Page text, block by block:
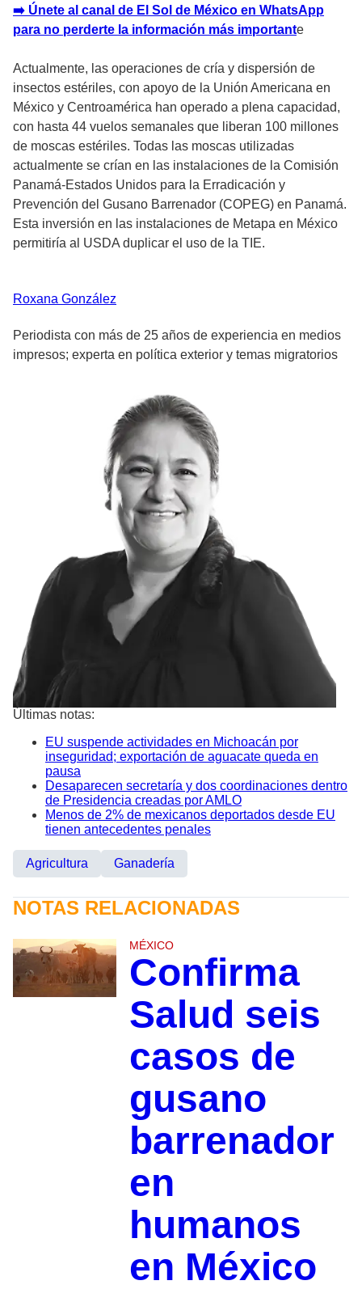
➡️ Únete al canal de El Sol de México en WhatsApp
para no perderte la información más importante
Actualmente, las operaciones de cría y dispersión de
insectos estériles, con apoyo de la Unión Americana en
México y Centroamérica han operado a plena capacidad,
con hasta 44 vuelos semanales que liberan 100 millones
de moscas estériles. Todas las moscas utilizadas
actualmente se crían en las instalaciones de la Comisión
Panamá-Estados Unidos para la Erradicación y
Prevención del Gusano Barrenador (COPEG) en Panamá.
Esta inversión en las instalaciones de Metapa en México
permitiría al USDA duplicar el uso de la TIE.
Roxana González
Periodista con más de 25 años de experiencia en medios
impresos; experta en política exterior y temas migratorios
Últimas notas:
EU suspende actividades en Michoacán por
inseguridad; exportación de aguacate queda en
pausa
Desaparecen secretaría y dos coordinaciones dentro
de Presidencia creadas por AMLO
Menos de 2% de mexicanos deportados desde EU
tienen antecedentes penales
Agricultura Ganadería
NOTAS RELACIONADAS
MÉXICO
Confirma
Salud seis
casos de
gusano
barrenador
en
humanos
en México